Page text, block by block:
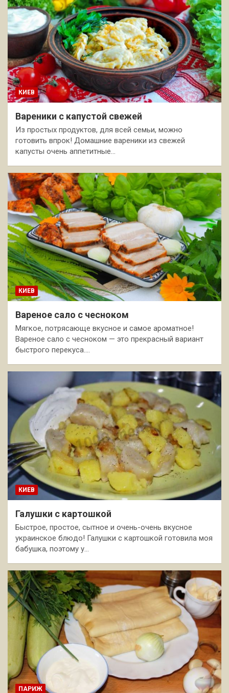
КИЕВ
Вареники с капустой свежей
Из простых продуктов, для всей семьи, можно
готовить впрок! Домашние вареники из свежей
капусты очень аппетитные…
КИЕВ
Вареное сало с чесноком
Мягкое, потрясающе вкусное и самое ароматное!
Вареное сало с чесноком — это прекрасный вариант
быстрого перекуса.…
КИЕВ
Галушки с картошкой
Быстрое, простое, сытное и очень-очень вкусное
украинское блюдо! Галушки с картошкой готовила моя
бабушка, поэтому у…
ПАРИЖ